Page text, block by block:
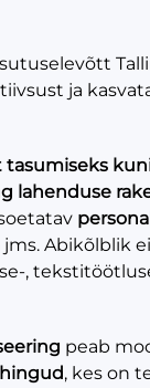
ja
lahenduse
jms. Abikõlblik
,
peab
, kes on